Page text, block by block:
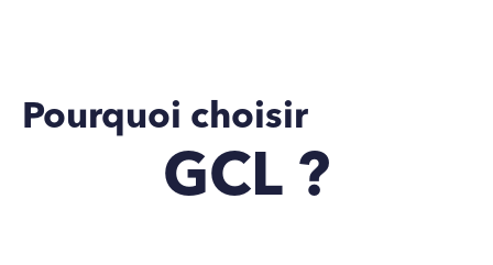
Pourquoi choisir
GCL ?